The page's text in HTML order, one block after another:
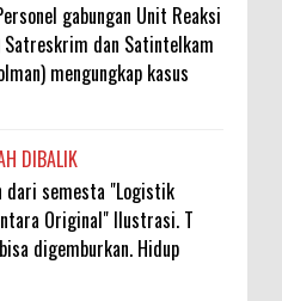
gabungan Unit Reaksi
Satreskrim dan Satintelkam
mengungkap kasus
DIBALIK
dari semesta "Logistik
Original" Ilustrasi. T
digemburkan. Hidup